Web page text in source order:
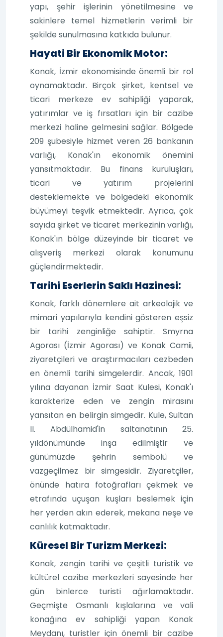
yapı, şehir işlerinin yönetilmesine ve
sakinlere temel hizmetlerin verimli bir
şekilde sunulmasına katkıda bulunur.
Hayati Bir Ekonomik Motor:
Konak, İzmir ekonomisinde önemli bir rol
oynamaktadır. Birçok şirket, kentsel ve
ticari merkeze ev sahipliği yaparak,
yatırımlar ve iş fırsatları için bir cazibe
merkezi haline gelmesini sağlar. Bölgede
209 şubesiyle hizmet veren 26 bankanın
varlığı, Konak'ın ekonomik önemini
yansıtmaktadır. Bu finans kuruluşları,
ticari ve yatırım projelerini
desteklemekte ve bölgedeki ekonomik
büyümeyi teşvik etmektedir. Ayrıca, çok
sayıda şirket ve ticaret merkezinin varlığı,
Konak'ın bölge düzeyinde bir ticaret ve
alışveriş merkezi olarak konumunu
güçlendirmektedir.
Tarihi Eserlerin Saklı Hazinesi:
Konak, farklı dönemlere ait arkeolojik ve
mimari yapılarıyla kendini gösteren eşsiz
bir tarihi zenginliğe sahiptir. Smyrna
Agorası (İzmir Agorası) ve Konak Camii,
ziyaretçileri ve araştırmacıları cezbeden
en önemli tarihi simgelerdir. Ancak, 1901
yılına dayanan İzmir Saat Kulesi, Konak'ı
karakterize eden ve zengin mirasını
yansıtan en belirgin simgedir. Kule, Sultan
II. Abdülhamid'in saltanatının 25.
yıldönümünde inşa edilmiştir ve
günümüzde şehrin sembolü ve
vazgeçilmez bir simgesidir. Ziyaretçiler,
önünde hatıra fotoğrafları çekmek ve
etrafında uçuşan kuşları beslemek için
her yerden akın ederek, mekana neşe ve
canlılık katmaktadır.
Küresel Bir Turizm Merkezi:
Konak, zengin tarihi ve çeşitli turistik ve
kültürel cazibe merkezleri sayesinde her
gün binlerce turisti ağırlamaktadır.
Geçmişte Osmanlı kışlalarına ve vali
konağına ev sahipliği yapan Konak
Meydanı, turistler için önemli bir cazibe